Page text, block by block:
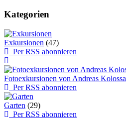
Kategorien
Exkursionen (47)
Per RSS abonnieren
Fotoexkursionen von Andreas Kolossa
Per RSS abonnieren
Garten (29)
Per RSS abonnieren